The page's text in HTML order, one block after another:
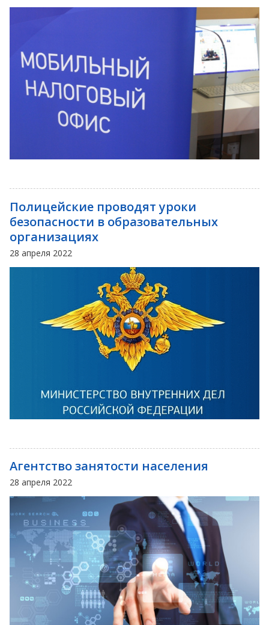
Полицейские проводят уроки
безопасности в образовательных
организациях
28 апреля 2022
Агентство занятости населения
28 апреля 2022